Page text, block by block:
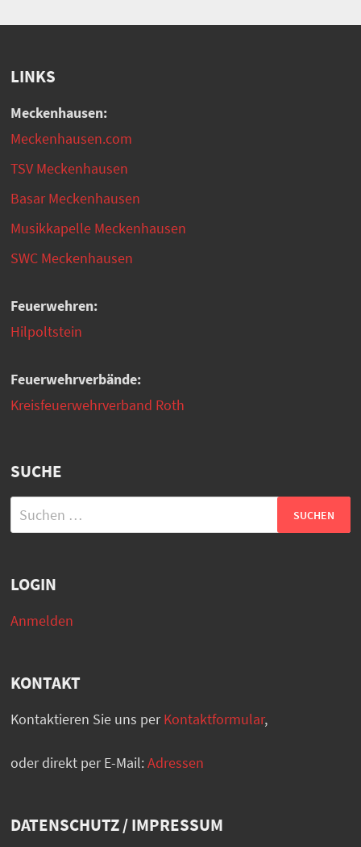
LINKS
Meckenhausen:
Meckenhausen.com
TSV Meckenhausen
Basar Meckenhausen
Musikkapelle Meckenhausen
SWC Meckenhausen
Feuerwehren:
Hilpoltstein
Feuerwehrverbände:
Kreisfeuerwehrverband Roth
SUCHE
Suchen
nach:
LOGIN
Anmelden
KONTAKT
Kontaktieren Sie uns perKontaktformular,
oder direkt per E-Mail:Adressen
DATENSCHUTZ / IMPRESSUM